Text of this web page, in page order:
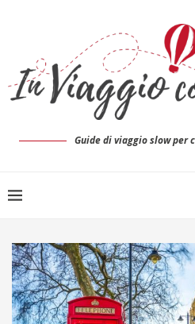
Guide di viaggio slow per